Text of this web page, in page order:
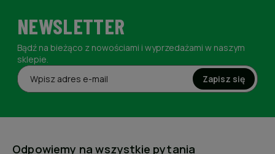
NEWSLETTER
Bądź na bieżąco z nowościami i wyprzedażami w naszym
sklepie.
Zapisz się
Odpowiemy na wszystkie pytania